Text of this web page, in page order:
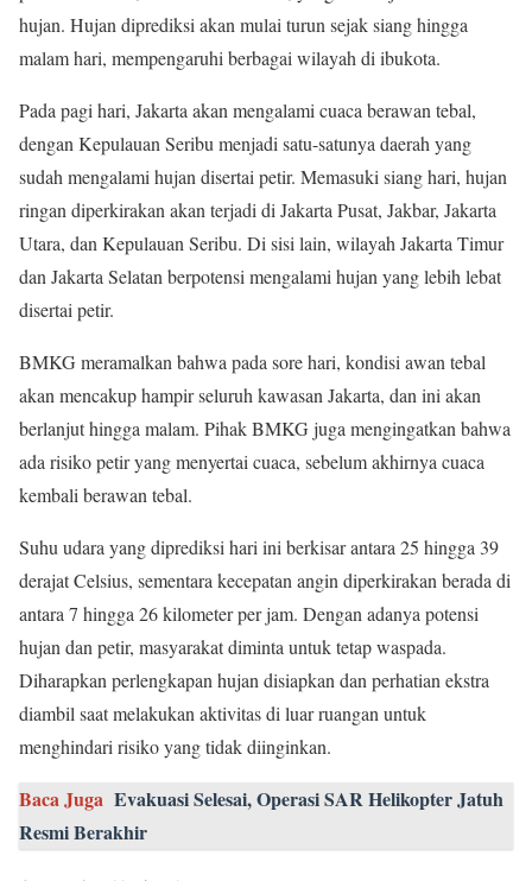
hujan. Hujan diprediksi akan mulai turun sejak siang hingga
malam hari, mempengaruhi berbagai wilayah di ibukota.
Pada pagi hari, Jakarta akan mengalami cuaca berawan tebal,
dengan Kepulauan Seribu menjadi satu-satunya daerah yang
sudah mengalami hujan disertai petir. Memasuki siang hari, hujan
ringan diperkirakan akan terjadi di Jakarta Pusat, Jakbar, Jakarta
Utara, dan Kepulauan Seribu. Di sisi lain, wilayah Jakarta Timur
dan Jakarta Selatan berpotensi mengalami hujan yang lebih lebat
disertai petir.
BMKG meramalkan bahwa pada sore hari, kondisi awan tebal
akan mencakup hampir seluruh kawasan Jakarta, dan ini akan
berlanjut hingga malam. Pihak BMKG juga mengingatkan bahwa
ada risiko petir yang menyertai cuaca, sebelum akhirnya cuaca
kembali berawan tebal.
Suhu udara yang diprediksi hari ini berkisar antara 25 hingga 39
derajat Celsius, sementara kecepatan angin diperkirakan berada di
antara 7 hingga 26 kilometer per jam. Dengan adanya potensi
hujan dan petir, masyarakat diminta untuk tetap waspada.
Diharapkan perlengkapan hujan disiapkan dan perhatian ekstra
diambil saat melakukan aktivitas di luar ruangan untuk
menghindari risiko yang tidak diinginkan.
Baca Juga Evakuasi Selesai, Operasi SAR Helikopter Jatuh
Resmi Berakhir